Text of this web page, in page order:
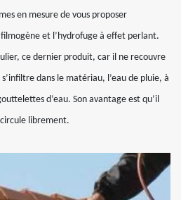
en mesure de vous proposer
et l’hydrofuge à effet perlant.
ce dernier produit, car il ne recouvre
dans le matériau, l’eau de pluie, à
d’eau. Son avantage est qu’il
librement.